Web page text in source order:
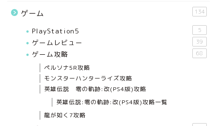
ゲーム 134
PlayStation5 5
ゲームレビュー 39
ゲーム攻略 68
ペルソナ5R攻略
モンスターハンターライズ攻略
英雄伝説 零の軌跡:改(PS4版)攻略
英雄伝説:零の軌跡:改(PS4版)攻略一覧
龍が如く7攻略